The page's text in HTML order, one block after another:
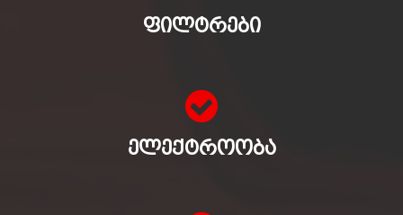
ᲤᲘᲚᲢᲠᲔᲑᲘ
ᲔᲚᲔᲥᲢᲠᲝᲝᲑᲐ